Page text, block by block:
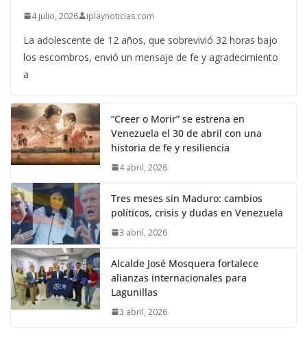
4 julio, 2026 iplaynoticias.com
La adolescente de 12 años, que sobrevivió 32 horas bajo
los escombros, envió un mensaje de fe y agradecimiento
a
“Creer o Morir” se estrena en
Venezuela el 30 de abril con una
historia de fe y resiliencia
4 abril, 2026
Tres meses sin Maduro: cambios
políticos, crisis y dudas en Venezuela
3 abril, 2026
Alcalde José Mosquera fortalece
alianzas internacionales para
Lagunillas
3 abril, 2026